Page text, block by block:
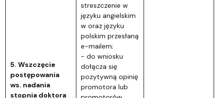
5. Wszczęcie
postępowania
ws. nadania
stopnia doktora
streszczenie w
języku angielskim
w oraz języku
polskim przesłaną
e-mailem;
- do wniosku
dołącza się
pozytywną opinię
promotora lub